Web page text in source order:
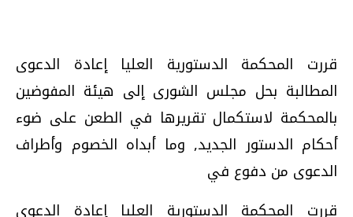
قررت المحكمة الدستورية العليا إعادة الدعوى
المطالبة بحل مجلس الشورى إلى هيئة المفوضين
بالمحكمة لاستكمال تقريرها في الطعن على ضوء
أحكام الدستور الجديد, وما أبداه الخصوم وأطراف
الدعوى من دفوع في
قررت المحكمة الدستورية العليا إعادة الدعوى